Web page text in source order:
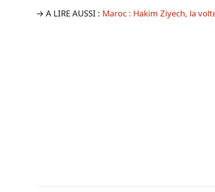
→ A LIRE AUSSI : Maroc : Hakim Ziyech, la